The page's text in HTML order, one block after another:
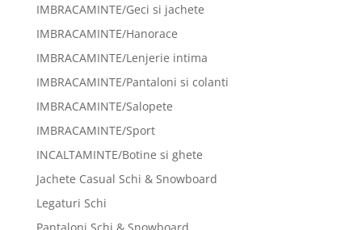
IMBRACAMINTE/Geci si jachete
IMBRACAMINTE/Hanorace
IMBRACAMINTE/Lenjerie intima
IMBRACAMINTE/Pantaloni si colanti
IMBRACAMINTE/Salopete
IMBRACAMINTE/Sport
INCALTAMINTE/Botine si ghete
Jachete Casual Schi & Snowboard
Legaturi Schi